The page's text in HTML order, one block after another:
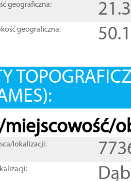
geograficzna:
geograficzna:
miejscowość/
lokalizacji: